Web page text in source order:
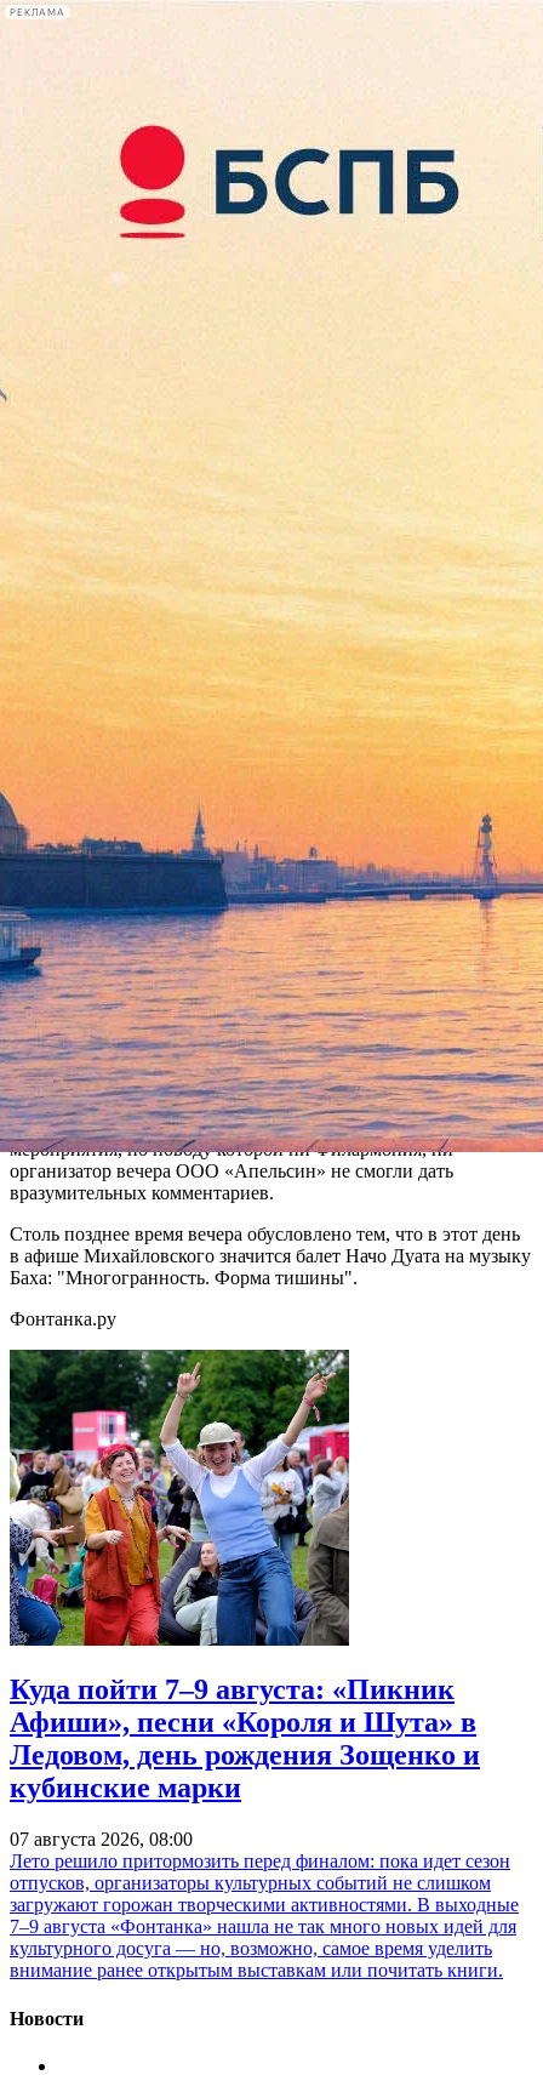
РЕКЛАМА
Сегодня:
2026.08.08
21:51
Афиша Plus
Цискаридзе все-таки
встретится с поклонниками –
не в Филармонии, а в
Михайловском
Версия для печати
Радостная новость для почитателей таланта премьера
Большого театра и и.о. ректора Академии имени Вагановой
Николая Цискаридзе: многострадальный творческий вечер,
назначенный на 29 мая, все же состоится — встреча
легендарного танцовщика с поклонниками пройдет в
Михайловском театре в 22 часа.
Напомним, что изначально вечер должен был состояться в
Большом зале филармонии в 19 часов, но вокруг него
развернулись малопонятныесобытия, приведшие к отмене
мероприятия, по поводу которой ни Филармония, ни
организатор вечера ООО «Апельсин» не смогли дать
вразумительных комментариев.
Столь позднее время вечера обусловлено тем, что в этот день
в афише Михайловского значится балет Начо Дуата на музыку
Баха: "Многогранность. Форма тишины".
Фонтанка.ру
Куда пойти 7–9 августа: «Пикник
Афиши», песни «Короля и Шута» в
Ледовом, день рождения Зощенко и
кубинские марки
07 августа 2026, 08:00
Лето решило притормозить перед финалом: пока идет сезон
отпусков, организаторы культурных событий не слишком
загружают горожан творческими активностями. В выходные
7–9 августа «Фонтанка» нашла не так много новых идей для
культурного досуга — но, возможно, самое время уделить
внимание ранее открытым выставкам или почитать книги.
Новости